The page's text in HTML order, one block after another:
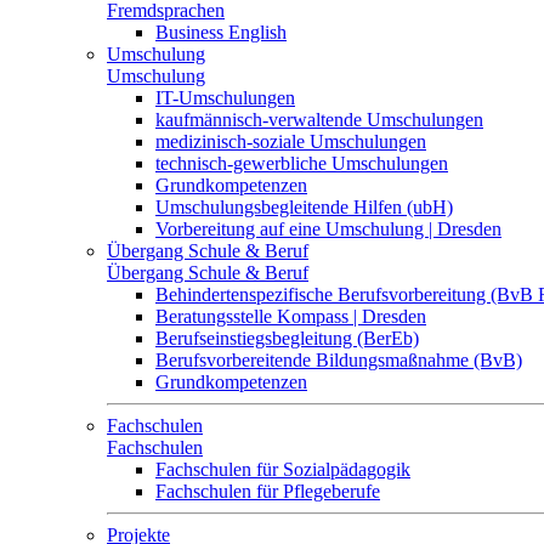
Fremdsprachen
Business English
Umschulung
Umschulung
IT-Umschulungen
kaufmännisch-verwaltende Umschulungen
medizinisch-soziale Umschulungen
technisch-gewerbliche Umschulungen
Grundkompetenzen
Umschulungsbegleitende Hilfen (ubH)
Vorbereitung auf eine Umschulung | Dresden
Übergang Schule & Beruf
Übergang Schule & Beruf
Behindertenspezifische Berufsvorbereitung (BvB
Beratungsstelle Kompass | Dresden
Berufseinstiegsbegleitung (BerEb)
Berufsvorbereitende Bildungsmaßnahme (BvB)
Grundkompetenzen
Fachschulen
Fachschulen
Fachschulen für Sozialpädagogik
Fachschulen für Pflegeberufe
Projekte